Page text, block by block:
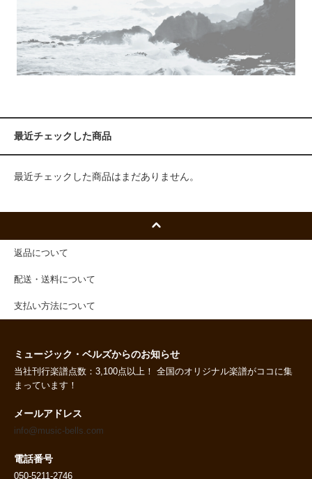
最近チェックした商品
最近チェックした商品はまだありません。
返品について
配送・送料について
支払い方法について
ミュージック・ベルズからのお知らせ
当社刊行楽譜点数：3,100点以上！ 全国のオリジナル楽譜がココに集
まっています！
メールアドレス
info@music-bells.com
電話番号
050-5211-2746